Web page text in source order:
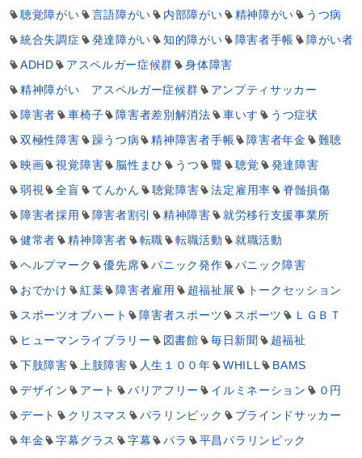
聴覚障がい
言語障がい 内部障がい 精神障がい
うつ病
統合失調症
発達障がい 知的障がい 障害者手帳
障がい者
ADHD
アスペルガー症候群
身体障害
精神障がい アスペルガー症候群
アンプティサッカー
障害者
車椅子 障害者差別解消法 車いす
うつ症状
双極性障害
躁うつ病 精神障害者手帳 障害者年金
難聴
映画
視覚障害 脳性まひ うつ 聾 聴覚
発達障害
弱視
全盲 てんかん 聴覚障害 法定雇用率
脊髄損傷
障害者採用
障害者割引 精神障害
就労移行支援事業所
健常者
精神障害者 転職 転職活動
就職活動
ヘルプマーク
優先席 パニック発作
パニック障害
おでかけ
紅葉 障害者雇用 超福祉展
トークセッション
スポーツオブハート
障害者スポーツ スポーツ
ＬＧＢＴ
ヒューマンライブラリー
図書館 毎日新聞
超福祉
下肢障害
上肢障害 人生１００年 WHILL
BAMS
デザイン
アート バリアフリー イルミネーション
０円
デート
クリスマス パラリンピック
ブラインドサッカー
年金
字幕グラス 字幕 パラ
平昌パラリンピック